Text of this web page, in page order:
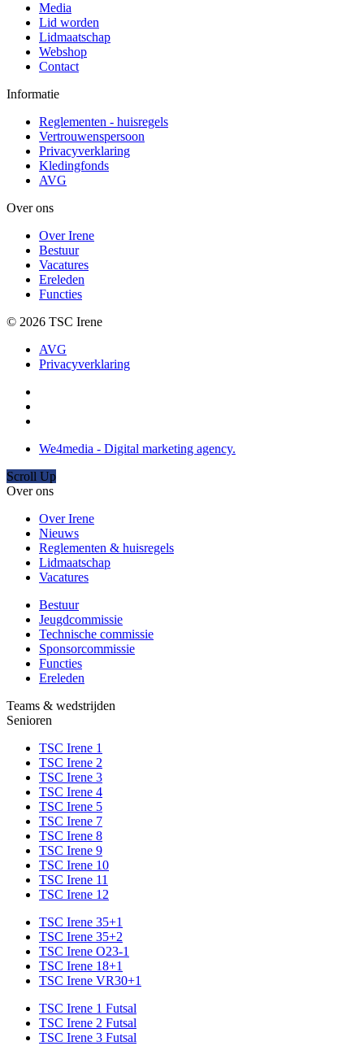
Media
Lid worden
Lidmaatschap
Webshop
Contact
Informatie
Reglementen - huisregels
Vertrouwenspersoon
Privacyverklaring
Kledingfonds
AVG
Over ons
Over Irene
Bestuur
Vacatures
Ereleden
Functies
© 2026 TSC Irene
AVG
Privacyverklaring
We4media - Digital marketing agency.
Scroll Up
Over ons
Over Irene
Nieuws
Reglementen & huisregels
Lidmaatschap
Vacatures
Bestuur
Jeugdcommissie
Technische commissie
Sponsorcommissie
Functies
Ereleden
Teams & wedstrijden
Senioren
TSC Irene 1
TSC Irene 2
TSC Irene 3
TSC Irene 4
TSC Irene 5
TSC Irene 7
TSC Irene 8
TSC Irene 9
TSC Irene 10
TSC Irene 11
TSC Irene 12
TSC Irene 35+1
TSC Irene 35+2
TSC Irene O23-1
TSC Irene 18+1
TSC Irene VR30+1
TSC Irene 1 Futsal
TSC Irene 2 Futsal
TSC Irene 3 Futsal